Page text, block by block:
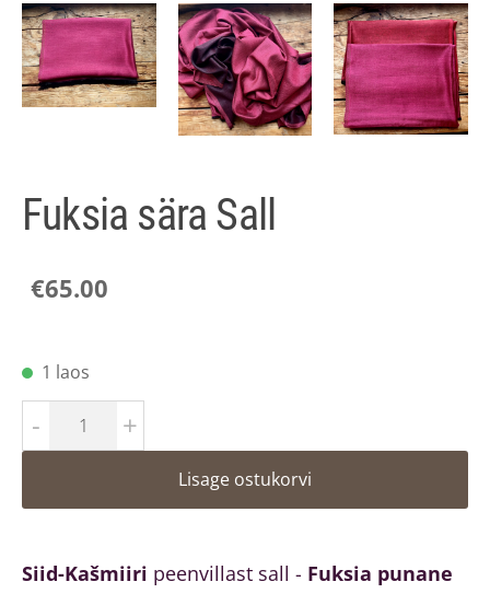
Fuksia sära Sall
€65.00
1 laos
- +
Lisage ostukorvi
Siid-Kašmiiri peenvillast sall - Fuksia punane